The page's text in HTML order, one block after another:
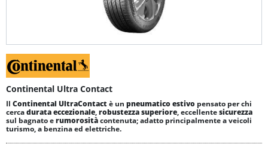
Continental Ultra Contact
Il Continental UltraContactè un pneumatico estivo pensato per chi
cercadurata eccezionale,robustezza superiore, eccellentesicurezza
sul bagnato erumorositàcontenuta; adatto principalmente a veicoli
turismo, a benzina ed elettriche.